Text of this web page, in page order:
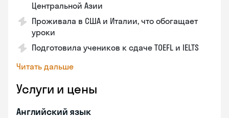
Центральной Азии
Проживала в США и Италии, что обогащает
уроки
Подготовила учеников к сдаче TOEFL и IELTS
Читать дальше
Услуги и цены
Английский язык